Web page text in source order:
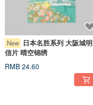
New 日本名胜系列 大阪城明
信片 晴空锦绣
RMB 24.60